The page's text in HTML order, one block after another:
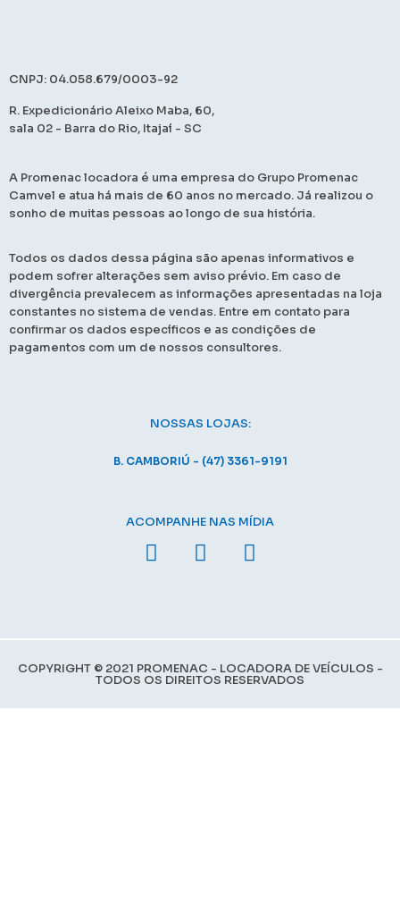
CNPJ: 04.058.679/0003-92
R. Expedicionário Aleixo Maba, 60,
sala 02 - Barra do Rio, Itajaí - SC
A Promenac locadora é uma empresa do Grupo Promenac
Camvel e atua há mais de 60 anos no mercado. Já realizou o
sonho de muitas pessoas ao longo de sua história.
Todos os dados dessa página são apenas informativos e
podem sofrer alterações sem aviso prévio. Em caso de
divergência prevalecem as informações apresentadas na loja
constantes no sistema de vendas. Entre em contato para
confirmar os dados específicos e as condições de
pagamentos com um de nossos consultores.
NOSSAS LOJAS:
B. CAMBORIÚ - (47) 3361-9191
ACOMPANHE NAS MÍDIA
COPYRIGHT © 2021 PROMENAC - LOCADORA DE VEÍCULOS -
TODOS OS DIREITOS RESERVADOS